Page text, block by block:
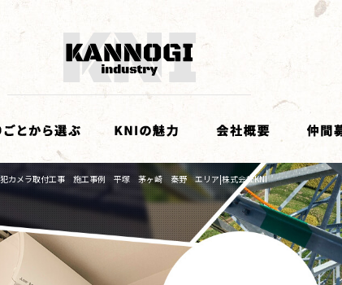
カメラ取付工事 施工事例 平塚 茅ヶ崎 秦野 エリア|株式会社KNI